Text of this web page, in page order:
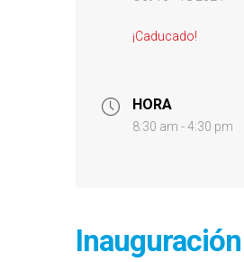
¡Caducado!
HORA
8:30 am - 4:30 pm
Inauguración